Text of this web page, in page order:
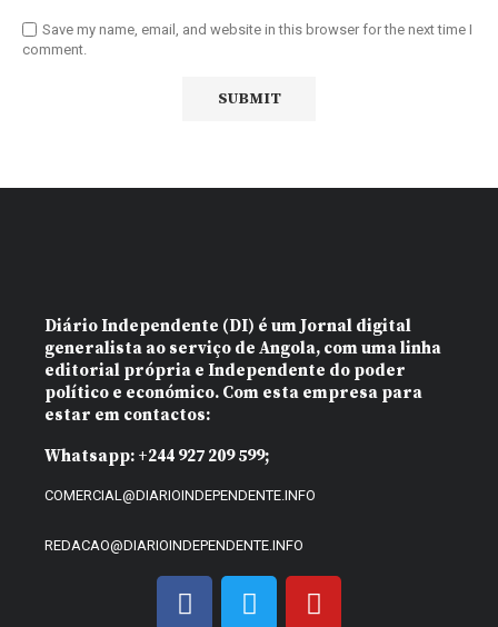
Save my name, email, and website in this browser for the next time I
comment.
Diário Independente (DI) é um Jornal digital
generalista ao serviço de Angola, com uma linha
editorial própria e Independente do poder
político e económico. Com esta empresa para
estar em contactos:
Whatsapp: +244 927 209 599;
COMERCIAL@DIARIOINDEPENDENTE.INFO
REDACAO@DIARIOINDEPENDENTE.INFO